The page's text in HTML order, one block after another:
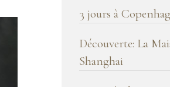
3 jours à
Découverte: La
Shanghai